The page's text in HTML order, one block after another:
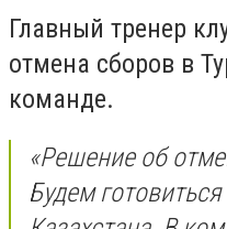
Главный тренер
отмена сборов в
команде.
«Решение об
Будем